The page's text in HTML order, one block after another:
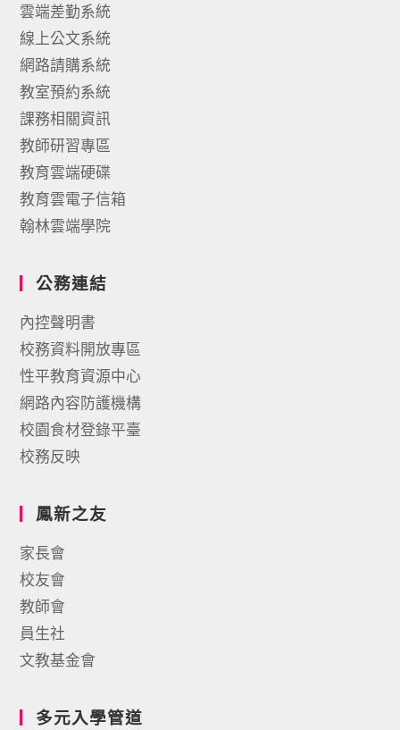
雲端差勤系統
線上公文系統
網路請購系統
教室預約系統
課務相關資訊
教師研習專區
教育雲端硬碟
教育雲電子信箱
翰林雲端學院
公務連結
內控聲明書
校務資料開放專區
性平教育資源中心
網路內容防護機構
校園食材登錄平臺
校務反映
鳳新之友
家長會
校友會
教師會
員生社
文教基金會
多元入學管道